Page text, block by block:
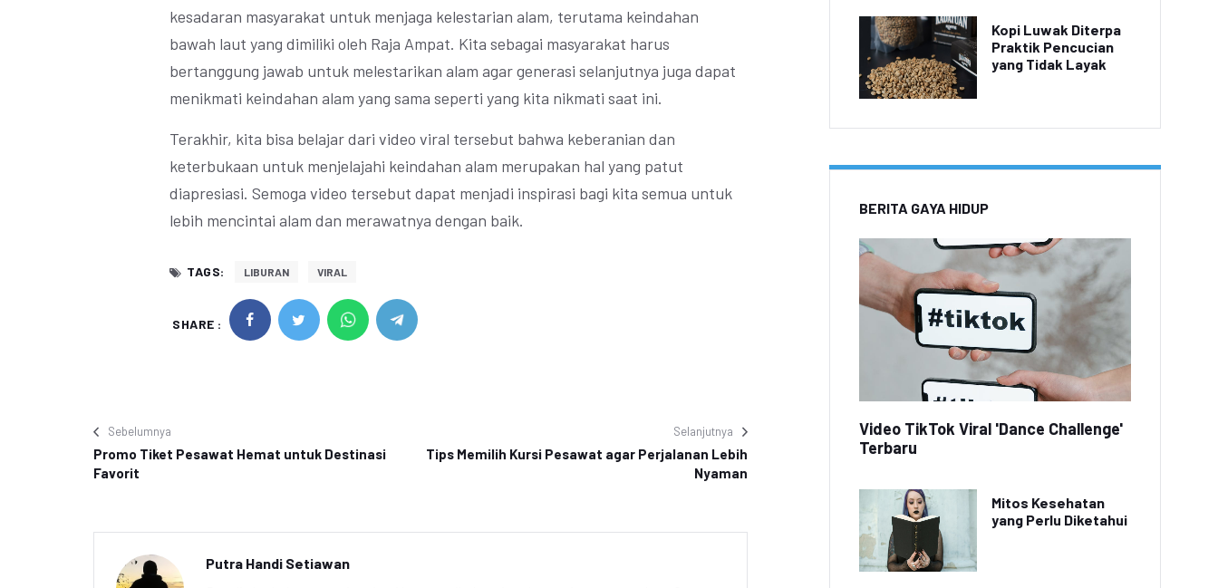
kesadaran masyarakat untuk menjaga kelestarian alam, terutama keindahan
bawah laut yang dimiliki oleh Raja Ampat. Kita sebagai masyarakat harus
bertanggung jawab untuk melestarikan alam agar generasi selanjutnya juga dapat
menikmati keindahan alam yang sama seperti yang kita nikmati saat ini.
Terakhir, kita bisa belajar dari video viral tersebut bahwa keberanian dan
keterbukaan untuk menjelajahi keindahan alam merupakan hal yang patut
diapresiasi. Semoga video tersebut dapat menjadi inspirasi bagi kita semua untuk
lebih mencintai alam dan merawatnya dengan baik.
TAGS: LIBURAN VIRAL
SHARE :
Sebelumnya
Promo Tiket Pesawat Hemat untuk Destinasi
Favorit
Selanjutnya
Tips Memilih Kursi Pesawat agar Perjalanan Lebih
Nyaman
Putra Handi Setiawan
Kopi Luwak Diterpa
Praktik Pencucian
yang Tidak Layak
BERITA GAYA HIDUP
Video TikTok Viral 'Dance Challenge'
Terbaru
Mitos Kesehatan
yang Perlu Diketahui